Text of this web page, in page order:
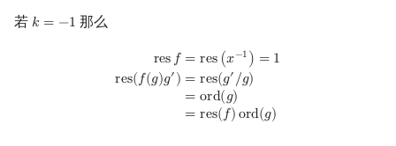
二次域
若 𝑘 = −1
k =−1 那么
res𝑓 = res (𝑥−1) = 1
res(𝑓(𝑔)𝑔′) = res(𝑔′/𝑔)
= ord(𝑔)
= res(𝑓)ord(𝑔)
(g)g ′) =res(g ′/g)= ord (g